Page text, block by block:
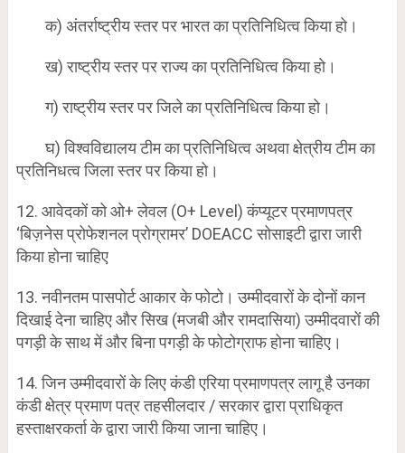
क) अंतर्राष्ट्रीय स्तर पर भारत का प्रतिनिधित्व किया हो।
ख) राष्ट्रीय स्तर पर राज्य का प्रतिनिधित्व किया हो।
ग) राष्ट्रीय स्तर पर जिले का प्रतिनिधित्व किया हो।
घ) विश्वविद्यालय टीम का प्रतिनिधित्व अथवा क्षेत्रीय टीम का
प्रतिनिधत्व जिला स्तर पर किया हो।
12. आवेदकों को ओ+ लेवल (O+ Level) कंप्यूटर प्रमाणपत्र
‘बिज़नेस प्रोफेशनल प्रोग्रामर’ DOEACC सोसाइटी द्वारा जारी
किया होना चाहिए
13. नवीनतम पासपोर्ट आकार के फोटो। उम्मीदवारों के दोनों कान
दिखाई देना चाहिए और सिख (मजबी और रामदासिया) उम्मीदवारों की
पगड़ी के साथ में और बिना पगड़ी के फोटोग्राफ होना चाहिए।
14. जिन उम्मीदवारों के लिए कंडी एरिया प्रमाणपत्र लागू है उनका
कंडी क्षेत्र प्रमाण पत्र तहसीलदार / सरकार द्वारा प्राधिकृत
हस्ताक्षरकर्ता के द्वारा जारी किया जाना चाहिए।